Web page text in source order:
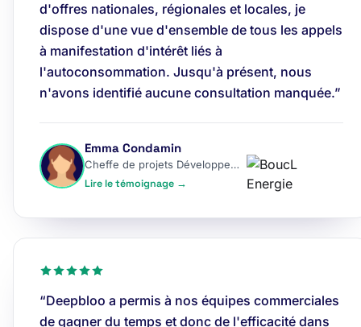
d'offres nationales, régionales et locales, je
dispose d'une vue d'ensemble de tous les appels
à manifestation d'intérêt liés à
l'autoconsommation. Jusqu'à présent, nous
n'avons identifié aucune consultation manquée.”
Emma Condamin
Cheffe de projets Développement
Lire le témoignage →
“Deepbloo a permis à nos équipes commerciales
de gagner du temps et donc de l'efficacité dans